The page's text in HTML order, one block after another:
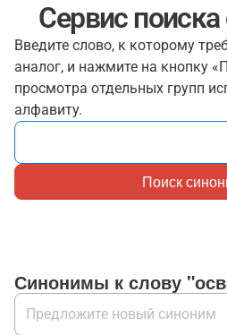
Сервис
Введите слово, к которому
аналог, и нажмите на кнопку
просмотра отдельных групп
алфавиту.
Поиск
Синонимы к слову